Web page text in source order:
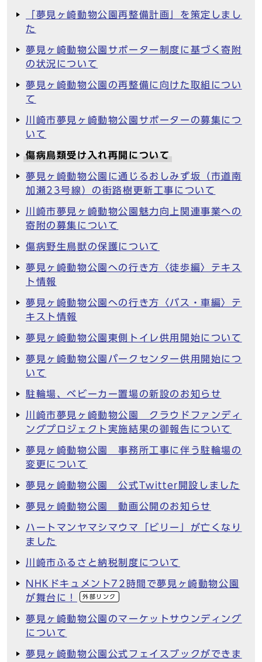
「夢見ヶ崎動物公園再整備計画」を策定しまし
た
夢見ヶ崎動物公園サポーター制度に基づく寄附
の状況について
夢見ヶ崎動物公園の再整備に向けた取組につい
て
川崎市夢見ヶ崎動物公園サポーターの募集につ
いて
傷病鳥類受け入れ再開について
夢見ヶ崎動物公園に通じるおしみず坂（市道南
加瀬23号線）の街路樹更新工事について
川崎市夢見ヶ崎動物公園魅力向上関連事業への
寄附の募集について
傷病野生鳥獣の保護について
夢見ヶ崎動物公園への行き方〈徒歩編〉テキス
ト情報
夢見ヶ崎動物公園への行き方〈バス・車編〉テ
キスト情報
夢見ヶ崎動物公園東側トイレ供用開始について
夢見ヶ崎動物公園パークセンター供用開始につ
いて
駐輪場、ベビーカー置場の新設のお知らせ
川崎市夢見ヶ崎動物公園 クラウドファンディ
ングプロジェクト実施結果の御報告について
夢見ヶ崎動物公園 事務所工事に伴う駐輪場の
変更について
夢見ヶ崎動物公園 公式Twitter開設しました
夢見ヶ崎動物公園 動画公開のお知らせ
ハートマンヤマシマウマ「ビリー」が亡くなり
ました
川崎市ふるさと納税制度について
NHKドキュメント72時間で夢見ヶ崎動物公園
が舞台に！
外部リンク
夢見ヶ崎動物公園のマーケットサウンディング
について
夢見ヶ崎動物公園公式フェイスブックができま